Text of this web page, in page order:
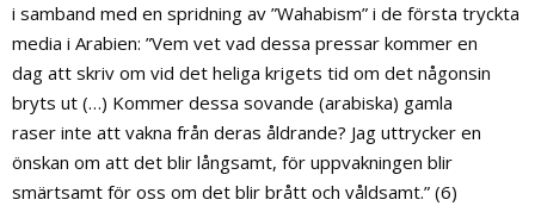
i samband med en spridning av ”Wahabism” i de första tryckta
media i Arabien: ”Vem vet vad dessa pressar kommer en
dag att skriv om vid det heliga krigets tid om det någonsin
bryts ut (…) Kommer dessa sovande (arabiska) gamla
raser inte att vakna från deras åldrande? Jag uttrycker en
önskan om att det blir långsamt, för uppvakningen blir
smärtsamt för oss om det blir brått och våldsamt.” (6)